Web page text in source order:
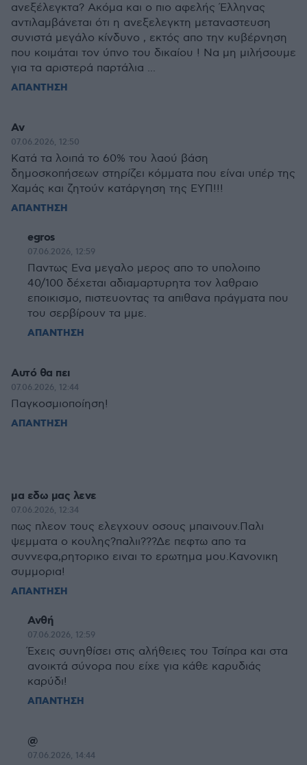
ανεξέλεγκτα? Ακόμα και ο πιο αφελής Έλληνας
αντιλαμβάνεται ότι η ανεξελεγκτη μεταναστευση
συνιστά μεγάλο κίνδυνο , εκτός απο την κυβέρνηση
που κοιμάται τον ύπνο του δικαίου ! Να μη μιλήσουμε
για τα αριστερά παρτάλια ...
ΑΠΑΝΤΗΣΗ
Αν
07.06.2026, 12:50
Κατά τα λοιπά το 60% του λαού βάση
δημοσκοπήσεων στηρίζει κόμματα που είναι υπέρ της
Χαμάς και ζητούν κατάργηση της ΕΥΠ!!!
ΑΠΑΝΤΗΣΗ
egros
07.06.2026, 12:59
Παντως Ενα μεγαλο μερος απο το υπολοιπο
40/100 δέχεται αδιαμαρτυρητα τον λαθραιο
εποικισμο, πιστευοντας τα απιθανα πράγματα που
του σερβίρουν τα μμε.
ΑΠΑΝΤΗΣΗ
Αυτό θα πει
07.06.2026, 12:44
Παγκοσμιοποίηση!
ΑΠΑΝΤΗΣΗ
μα εδω μας λενε
07.06.2026, 12:34
πως πλεον τους ελεγχουν οσους μπαινουν.Παλι
ψεμματα ο κουλης?παλιι???Δε πεφτω απο τα
συννεφα,ρητορικο ειναι το ερωτημα μου.Κανονικη
συμμορια!
ΑΠΑΝΤΗΣΗ
Ανθή
07.06.2026, 12:59
Έχεις συνηθίσει στις αλήθειες του Τσίπρα και στα
ανοικτά σύνορα που είχε για κάθε καρυδιάς
καρύδι!
ΑΠΑΝΤΗΣΗ
@
07.06.2026, 14:44